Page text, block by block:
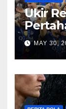
Ukir
MAY 30,